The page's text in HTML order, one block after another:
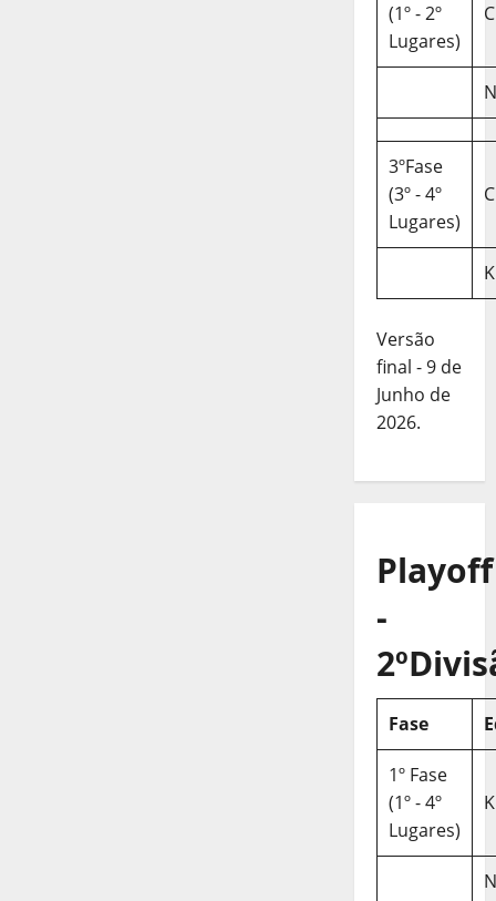
(1º - 2º
Lugares)
3ºFase
(3º - 4º
Lugares)
Versão
final - 9 de
Junho de
2026.
Playoff
-
Fase
1º Fase
(1º - 4º
Lugares)